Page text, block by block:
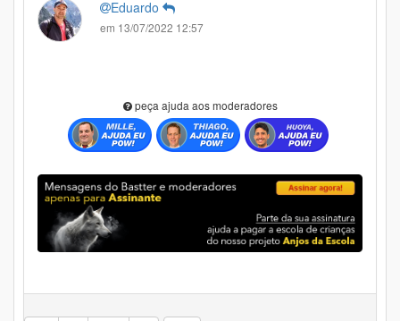
Eduardo
em 13/07/2022 12:57
peça ajuda aos moderadores